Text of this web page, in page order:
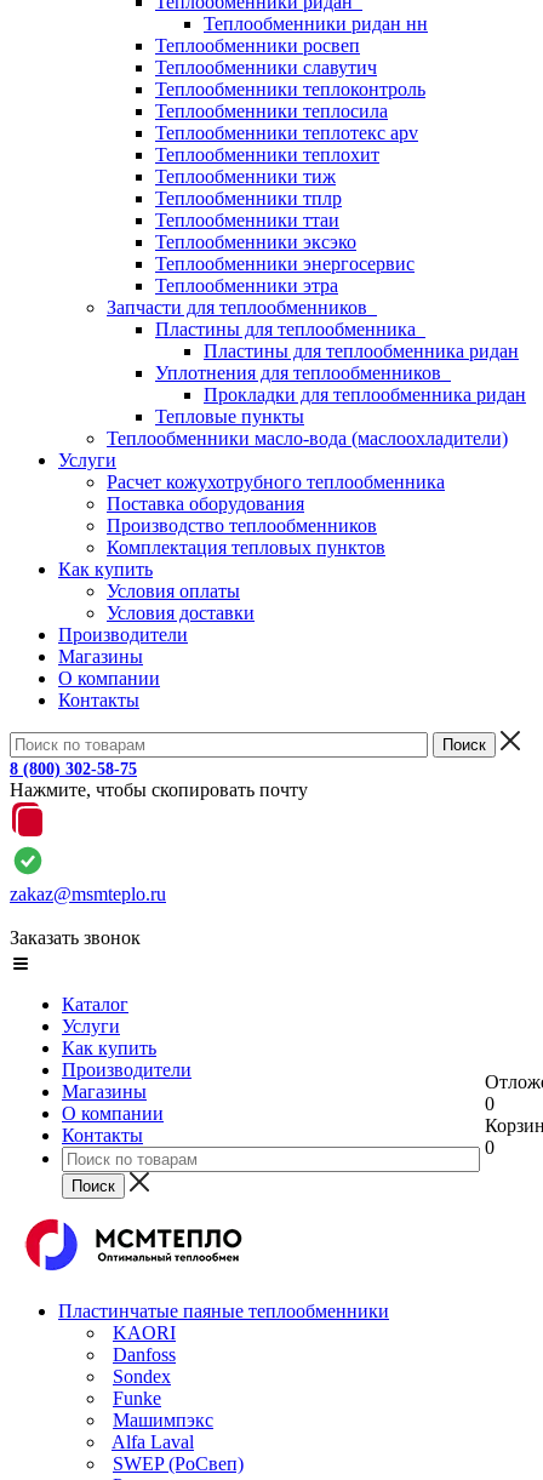
Теплообменники ридан нн
Теплообменники росвеп
Теплообменники славутич
Теплообменники теплоконтроль
Теплообменники теплосила
Теплообменники теплотекс apv
Теплообменники теплохит
Теплообменники тиж
Теплообменники тплр
Теплообменники ттаи
Теплообменники эксэко
Теплообменники энергосервис
Теплообменники этра
Запчасти для теплообменников
Пластины для теплообменника
Пластины для теплообменника ридан
Уплотнения для теплообменников
Прокладки для теплообменника ридан
Тепловые пункты
Теплообменники масло-вода (маслоохладители)
Услуги
Расчет кожухотрубного теплообменника
Поставка оборудования
Производство теплообменников
Комплектация тепловых пунктов
Как купить
Условия оплаты
Условия доставки
Производители
Магазины
О компании
Контакты
8 (800) 302-58-75
Нажмите, чтобы скопировать почту
zakaz@msmteplo.ru
Заказать звонок
Каталог
Услуги
Как купить
Производители
Магазины
О компании
Контакты
0
0
Пластинчатые паяные теплообменники
KAORI
Danfoss
Sondex
Funke
Машимпэкс
Alfa Laval
SWEP (РоСвеп)